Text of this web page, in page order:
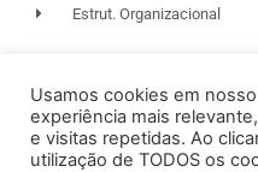
Estrut. Organizacional
© 2026. TODOS OS
Usamos cookies em
experiência mais
e visitas repetidas. Ao
utilização de TODOS os